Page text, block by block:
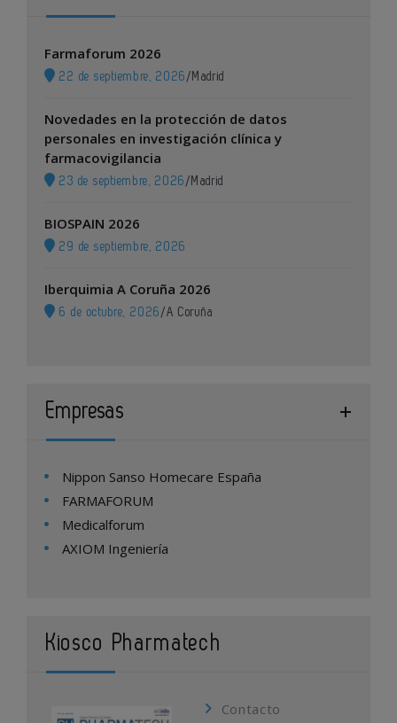
Farmaforum 2026
22 de septiembre, 2026 / Madrid
Novedades en la protección de datos
personales en investigación clínica y
farmacovigilancia
23 de septiembre, 2026 / Madrid
BIOSPAIN 2026
29 de septiembre, 2026
Iberquimia A Coruña 2026
6 de octubre, 2026 /A Coruña
Empresas
Nippon Sanso Homecare España
FARMAFORUM
Medicalforum
AXIOM Ingeniería
Kiosco Pharmatech
Contacto